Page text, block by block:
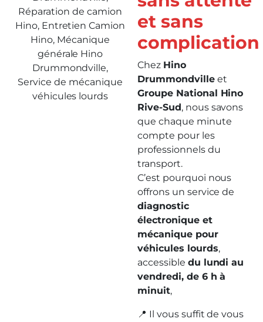
et sans
complication
Chez Hino
Drummondvilleet
Groupe National Hino
Rive-Sud, nous savons
que chaque minute
compte pour les
professionnels du
transport.
C’est pourquoi nous
offrons un service de
diagnostic
électronique et
mécanique pour
véhicules lourds,
accessible du lundi au
vendredi, de 6 h à
minuit,
📍 Il vous suffit de vous